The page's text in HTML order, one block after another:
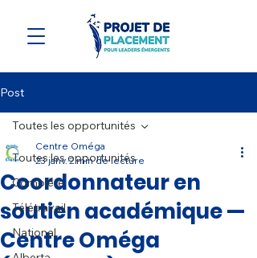
Post
Toutes les opportunités
Complète
Télétravail
National
Toutes les opportunités
Coordonnateur en
soutien académique —
Centre Oméga
Centre Oméga
23 janv. 2 min de lecture